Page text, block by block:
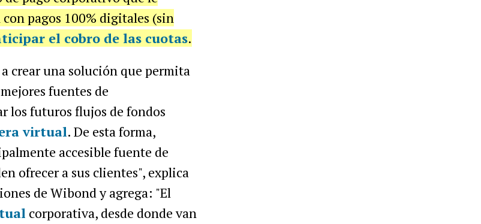
pagos 100% digitales (sin
el cobro de las cuotas.
crear una solución que permita
fuentes de
futuros flujos de fondos
virtual. De esta forma,
accesible fuente de
ofrecer a sus clientes", explica
de Wibond y agrega: "El
corporativa, desde donde van